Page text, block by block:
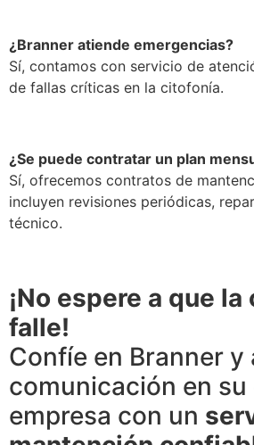
¿Branner atiende emergencias?
Sí, contamos con servicio de
de fallas críticas en la citofonía.
¿Se puede contratar un plan
Sí, ofrecemos contratos de
incluyen revisiones periódicas,
técnico.
¡No espere a que
falle!
Confíe en Branner y
comunicación en
empresa con un